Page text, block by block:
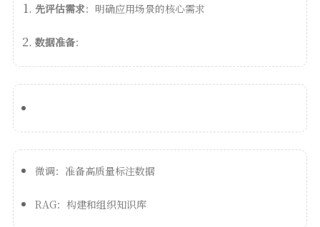
先评估需求：明确应用场景的核心需求
数据准备：
微调：准备高质量标注数据
RAG：构建和组织知识库